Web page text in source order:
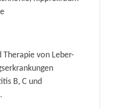
Therapie von Leber-
B, C und